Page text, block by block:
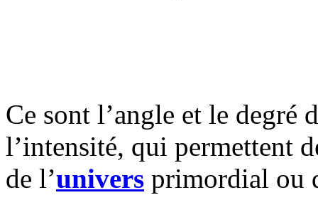
Ce sont l’angle et le degré
l’intensité, qui permettent
de l’univers primordial ou